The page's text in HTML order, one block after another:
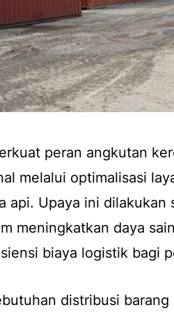
peran angkutan
melalui optimalisasi
api. Upaya ini dilakukan
meningkatkan daya
biaya logistik bagi
distribusi